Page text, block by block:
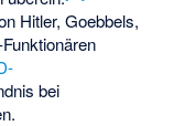
Hitler, Goebbels,
bei